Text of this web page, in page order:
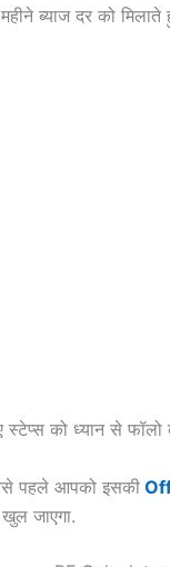
ब्याज दर को मिलाते
को ध्यान से फॉलो
पहले आपको इसकी
खुल जाएगा.